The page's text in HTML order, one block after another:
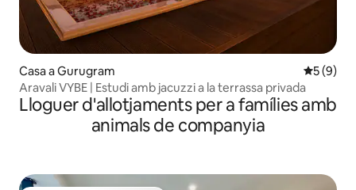
Casa a Gurugram 5 de
5 (9)
Aravali VYBE | Estudi amb jacuzzi a la terrassa privada
Lloguer d'allotjaments per a famílies amb
animals de companyia